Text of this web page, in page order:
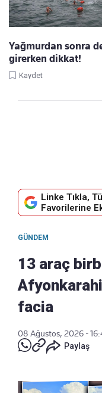
Yağmurdan sonra
girerken dikkat!
Kaydet
Linke Tıkla,
Favorilerine
GÜNDEM
13 araç
facia
08 Ağustos, 2026 -
Paylaş